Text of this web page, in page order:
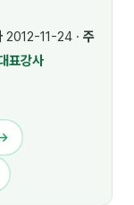
2012-11-24 · 주
표강사